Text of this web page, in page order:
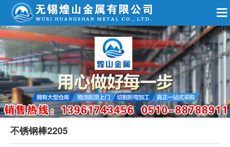
不锈钢棒2205